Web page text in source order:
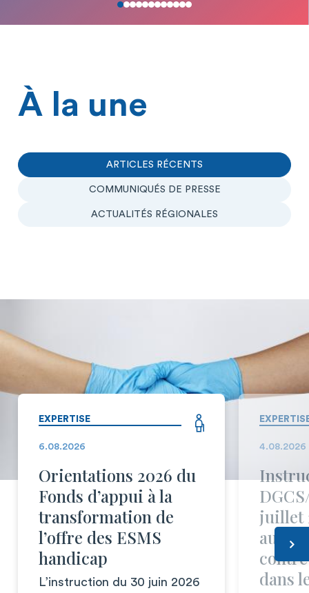
À la une
ARTICLES RÉCENTS
COMMUNIQUÉS DE PRESSE
ACTUALITÉS RÉGIONALES
EXPERTISE
6.08.2026
Orientations 2026 du
Fonds d’appui à la
transformation de
l’offre des ESMS
handicap
L’instruction du 30 juin 2026
4.08.2026
juillet
au
dans